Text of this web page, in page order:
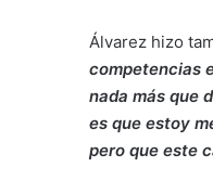
Álvarez hizo
competencias
nada más que
es que estoy
pero que este